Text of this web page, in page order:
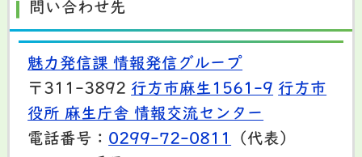
問い合わせ先
魅力発信課 情報発信グループ
〒311-3892 行方市麻生1561-9 行方市
役所 麻生庁舎 情報交流センター
電話番号： 0299-72-0811
（代表）